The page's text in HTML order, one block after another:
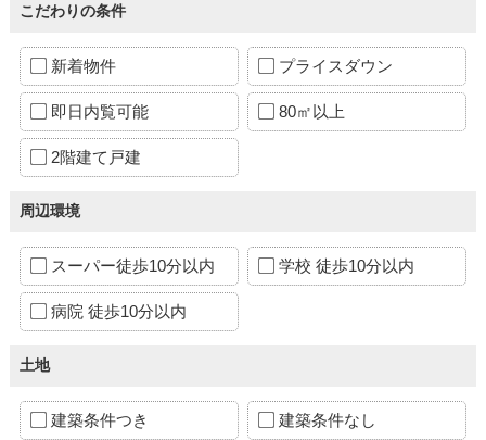
こだわりの条件
新着物件 プライスダウン
即日内覧可能 80㎡以上
2階建て戸建
周辺環境
スーパー徒歩10分以内 学校 徒歩10分以内
病院 徒歩10分以内
土地
建築条件つき 建築条件なし